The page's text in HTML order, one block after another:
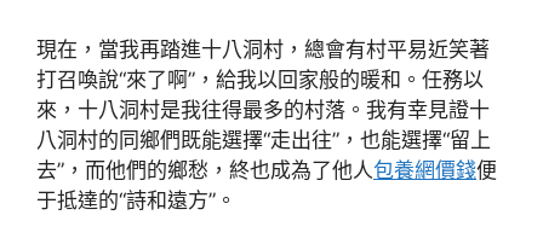
現在，當我再踏進十八洞村，總會有村平易近笑著
打召喚說“來了啊”，給我以回家般的暖和。任務以
來，十八洞村是我往得最多的村落。我有幸見證十
八洞村的同鄉們既能選擇“走出往”，也能選擇“留上
去”，而他們的鄉愁，終也成為了他人包養網價錢便
于抵達的“詩和遠方”。